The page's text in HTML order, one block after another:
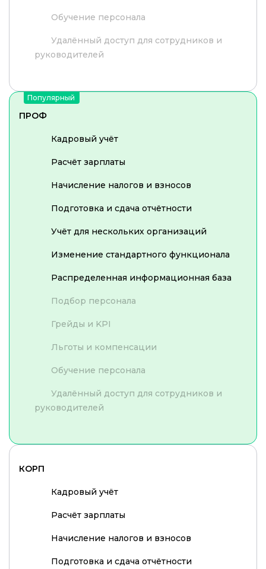
Обучение персонала
Удалённый доступ для сотрудников и
руководителей
Популярный
ПРОФ
Кадровый учёт
Расчёт зарплаты
Начисление налогов и взносов
Подготовка и сдача отчётности
Учёт для нескольких организаций
Изменение стандартного функционала
Распределенная информационная база
Подбор персонала
Грейды и KPI
Льготы и компенсации
Обучение персонала
Удалённый доступ для сотрудников и
руководителей
КОРП
Кадровый учёт
Расчёт зарплаты
Начисление налогов и взносов
Подготовка и сдача отчётности